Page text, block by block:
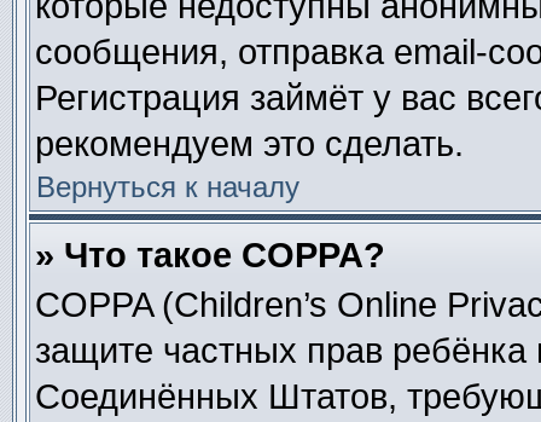
сообщения, отправка email-
Регистрация займёт у вас
рекомендуем это сделать.
Вернуться к началу
» Что такое COPPA?
COPPA (Children’s Online
защите частных прав ребёнка
Соединённых Штатов,